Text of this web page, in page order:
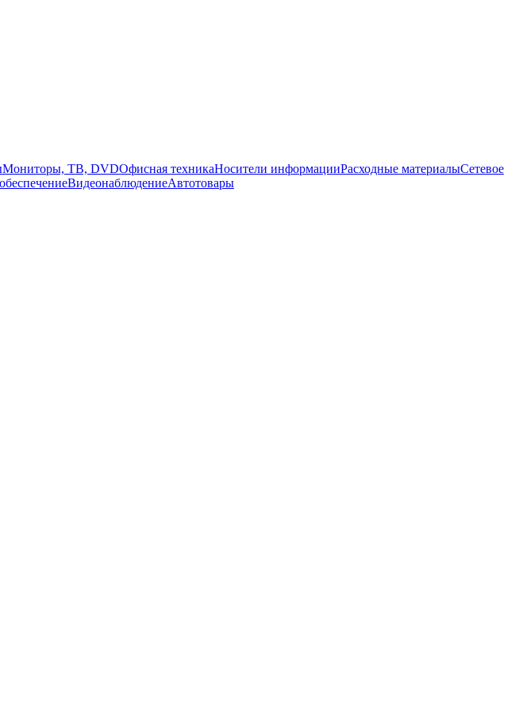
Мониторы, ТВ, DVDОфисная техникаНосители информацииРасходные материалыСетевое
ВидеонаблюдениеАвтотовары